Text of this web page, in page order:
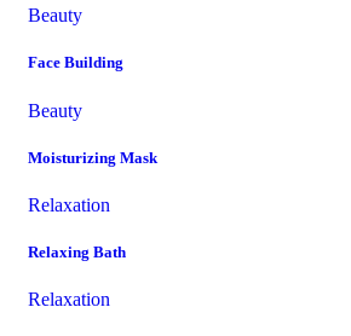
Beauty
Face Building
Beauty
Moisturizing Mask
Relaxation
Relaxing Bath
Relaxation